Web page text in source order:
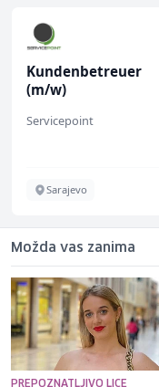
Kundenbetreuer
(m/w)
Servicepoint
Sarajevo
Možda vas zanima
PREPOZNATLJIVO LICE